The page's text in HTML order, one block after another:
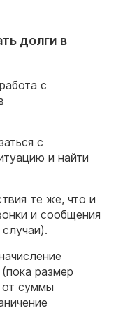
долги в
с
с
и найти
те же, что и
и сообщения
размер
от суммы